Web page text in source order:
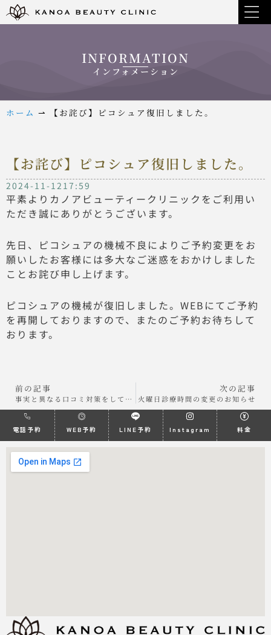
INFORMATION
インフォメーション
ホーム ⇀ 【お詫び】ピコシュア復旧しました。
【お詫び】ピコシュア復旧しました。
2024-11-12 17:59
平素よりカノアビューティークリニックをご利用い
ただき誠にありがとうございます。
先日、ピコシュアの機械不良によりご予約変更をお
願いしたお客様には多大なご迷惑をおかけしました
ことお詫び申し上げます。
ピコシュアの機械が復旧しました。WEBにてご予約
を再開しておりますので、またのご予約お待ちして
おります。
前の記事
事実と異なる口コミ対策をしております
次の記事
火曜日診療時間の変更のお知らせ
電話予約 WEB予約 LINE予約 Instagram 料金